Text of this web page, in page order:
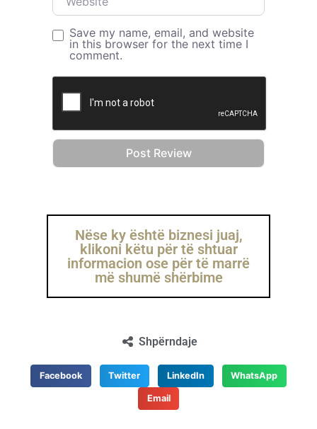
Save my name, email, and website
in this browser for the next time I
comment.
Nëse ky është biznesi juaj,
klikoni këtu për të shtuar
informacion ose për të marrë
më shumë shërbime
Shpërndaje
Facebook Twitter LinkedIn WhatsApp
Email